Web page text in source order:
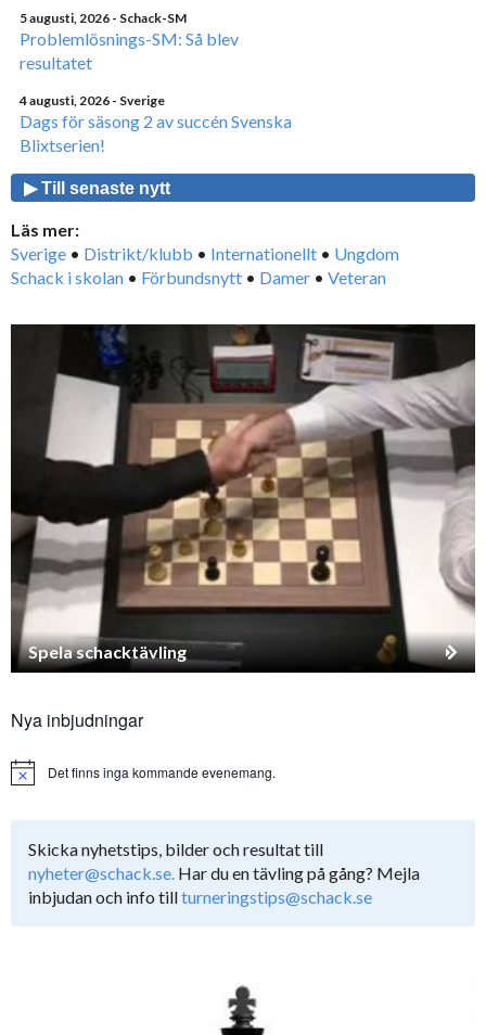
5 augusti, 2026 - Schack-SM
Problemlösnings-SM: Så blev
resultatet
4 augusti, 2026 - Sverige
Dags för säsong 2 av succén Svenska
Blixtserien!
▶ Till senaste nytt
Läs mer:
Sverige • Distrikt/klubb • Internationellt • Ungdom
Schack i skolan • Förbundsnytt • Damer • Veteran
Spela schacktävling
Nya inbjudningar
Notice Det finns inga kommande evenemang.
Skicka nyhetstips, bilder och resultat till
nyheter@schack.se. Har du en tävling på gång? Mejla
inbjudan och info tillturneringstips@schack.se